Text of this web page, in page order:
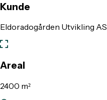
Kunde
Eldoradogården Utvikling AS
Areal
2400 m²